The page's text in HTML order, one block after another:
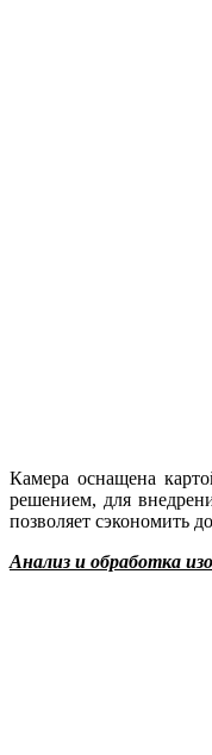
Камера оснащена
решением, для
позволяет сэкономить
Анализ и обработка